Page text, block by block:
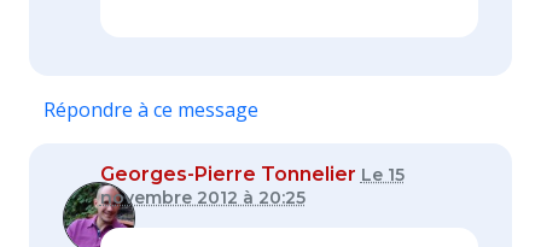
Répondre à ce message
Georges-Pierre Tonnelier Le 15
novembre 2012 à 20:25